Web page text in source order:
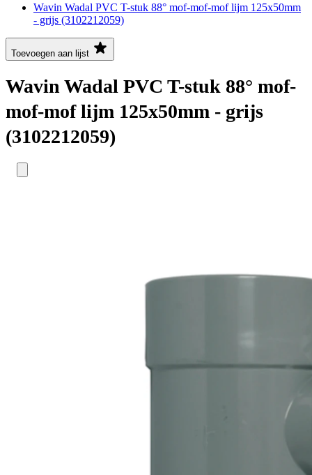
Wavin Wadal PVC T-stuk 88° mof-mof-mof lijm 125x50mm
- grijs (3102212059)
Toevoegen aan lijst
Wavin Wadal PVC T-stuk 88° mof-
mof-mof lijm 125x50mm - grijs
(3102212059)